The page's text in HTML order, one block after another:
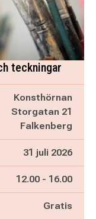
teckningar
Konsthörnan
Storgatan 21
Falkenberg
31 juli 2026
Pågår mellan
12.00 - och
16.00
Gratis